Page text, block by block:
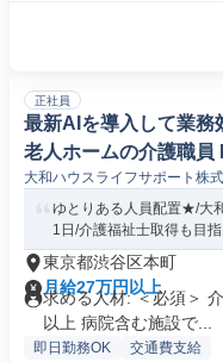
正社員
最新AIを導入して業務
老人ホームの介護職
大和ハウスライフサポート株
ゆとりある人員配置★/大
1日/介護福祉士取得も目
東京都渋谷区本町
月給27万円以上
求める人材: ＜必須＞
以上 病院含む施設で...
即日勤務OK 交通費支給